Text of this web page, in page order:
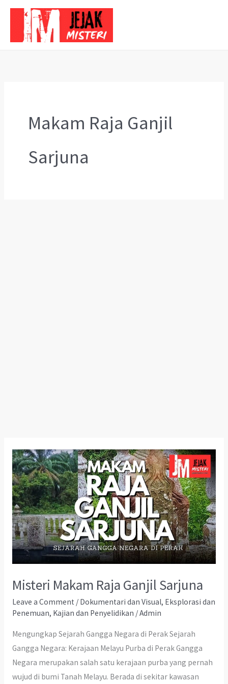
Skip
content
Makam Raja Ganjil
Sarjuna
Misteri Makam Raja Ganjil Sarjuna
Leave a Comment / Dokumentari dan Visual, Eksplorasi dan
Penemuan, Kajian dan Penyelidikan /Admin
Mengungkap Sejarah Gangga Negara di Perak Sejarah
Gangga Negara: Kerajaan Melayu Purba di Perak Gangga
Negara merupakan salah satu kerajaan purba yang pernah
wujud di bumi Tanah Melayu. Berada di sekitar kawasan